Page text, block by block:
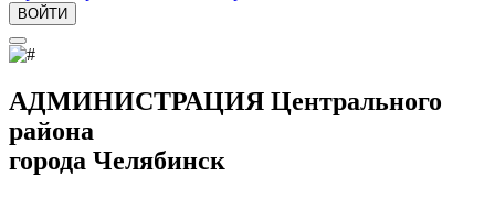
ВОЙТИ
АДМИНИСТРАЦИЯ Центрального
района
города Челябинск